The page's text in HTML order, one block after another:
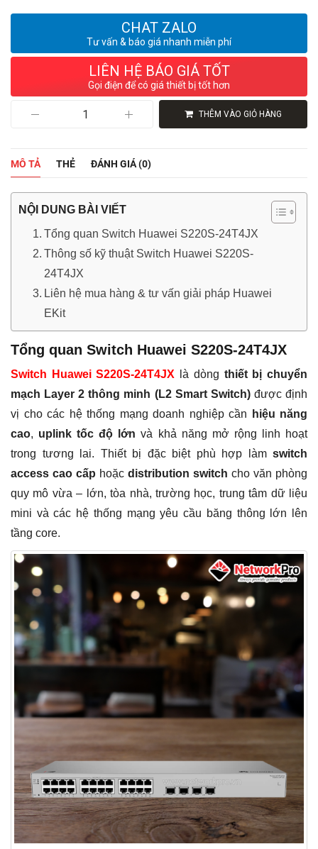
CHAT ZALO
Tư vấn & báo giá nhanh miễn phí
LIÊN HỆ BÁO GIÁ TỐT
Gọi điện để có giá thiết bị tốt hơn
Huawei
|
24
Gigabit,
02
SFP
2.5Gbps,
10Gbps
THÊM VÀO GIỎ HÀNG
MÔ TẢ THẺ ĐÁNH GIÁ (0)
NỘI DUNG BÀI VIẾT
Tổng quan Switch Huawei S220S-24T4JX
Thông số kỹ thuật Switch Huawei S220S-
24T4JX
Liên hệ mua hàng & tư vấn giải pháp Huawei
EKit
Tổng quan Switch Huawei S220S-24T4JX
Switch Huawei S220S-24T4JX là dòng thiết bị chuyển
mạch Layer 2 thông minh (L2 Smart Switch)được định
vị cho các hệ thống mạng doanh nghiệp cần
hiệu năng
cao, uplink tốc độ lớn và khả năng mở rộng linh hoạt
trong tương lai. Thiết bị đặc biệt phù hợp làm switch
access cao cấp hoặc distribution switch cho văn phòng
quy mô vừa – lớn, tòa nhà, trường học, trung tâm dữ liệu
mini và các hệ thống mạng yêu cầu băng thông lớn lên
tầng core.